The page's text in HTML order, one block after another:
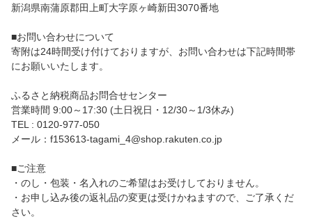
新潟県南蒲原郡田上町大字原ヶ崎新田3070番地
■お問い合わせについて
寄附は24時間受け付けておりますが、お問い合わせは下記時間帯
にお願いいたします。
ふるさと納税商品お問合せセンター
営業時間 9:00～17:30 (土日祝日・12/30～1/3休み)
TEL : 0120-977-050
メール：f153613-tagami_4@shop.rakuten.co.jp
■ご注意
・のし・包装・名入れのご希望はお受けしておりません。
・お申し込み後の返礼品の変更は受けかねますので、ご了承くだ
さい。